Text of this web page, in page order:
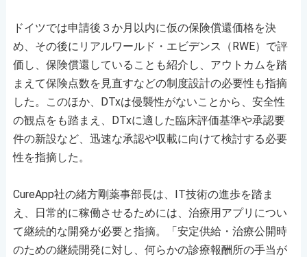
ドイツでは申請後３か月以内に仮の保険償還価格を決
め、その後にリアルワールド・エビデンス（RWE）で評
価し、保険償還していることも紹介し、アウトカムを踏
まえて保険点数を見直すなどの制度設計の必要性も指摘
した。このほか、DTxは侵襲性がないことから、安全性
の観点をも踏まえ、DTxに適した臨床評価基準や承認要
件の新設など、迅速な承認や収載に向けて検討する必要
性を指摘した。
CureApp社の緒方剛薬事部長は、IT技術の進歩を踏ま
え、日常的に稼働させるためには、治療用アプリについ
て継続的な開発が必要と指摘。「安定供給・治療公開時
のための継続開発に対し、何らかの診療報酬所の手当が